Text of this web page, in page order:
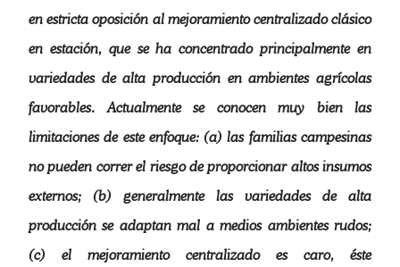
en estricta oposición al mejoramiento centralizado clásico
en estación, que se ha concentrado principalmente en
variedades de alta producción en ambientes agrícolas
favorables. Actualmente se conocen muy bien las
limitaciones de este enfoque: (a) las familias campesinas
no pueden correr el riesgo de proporcionar altos insumos
externos; (b) generalmente las variedades de alta
producción se adaptan mal a medios ambientes rudos;
(c) el mejoramiento centralizado es caro, éste